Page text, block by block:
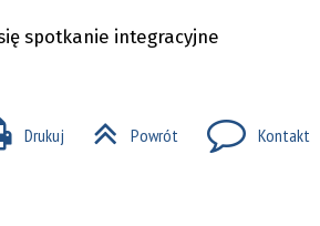
spotkanie integracyjne
Drukuj Powrót Kontakt